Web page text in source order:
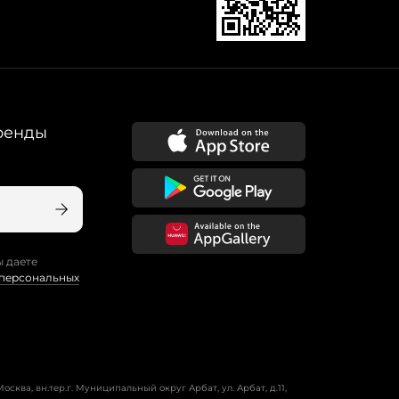
даете
вн.тер.г. Муниципальный округ Арбат, ул. Арбат, д.11,